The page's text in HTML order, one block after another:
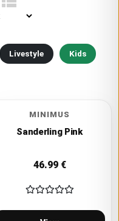
Livestyle Kids
MINIMUS
Sanderling Pink
46.99€